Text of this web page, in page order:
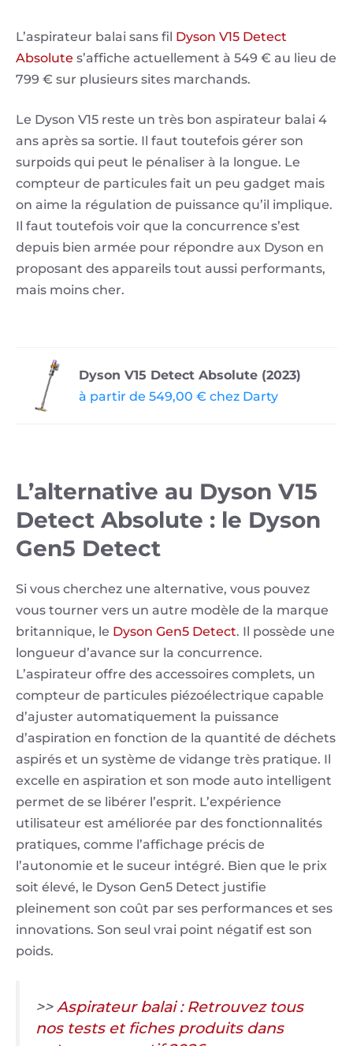
L’aspirateur balai sans fil Dyson V15 Detect
Absolute s’affiche actuellement à 549 € au lieu de
799 € sur plusieurs sites marchands.
Le Dyson V15 reste un très bon aspirateur balai 4
ans après sa sortie. Il faut toutefois gérer son
surpoids qui peut le pénaliser à la longue. Le
compteur de particules fait un peu gadget mais
on aime la régulation de puissance qu’il implique.
Il faut toutefois voir que la concurrence s’est
depuis bien armée pour répondre aux Dyson en
proposant des appareils tout aussi performants,
mais moins cher.
Dyson V15 Detect Absolute (2023)
à partir de 549,00 € chez Darty
L’alternative au Dyson V15
Detect Absolute : le Dyson
Gen5 Detect
Si vous cherchez une alternative, vous pouvez
vous tourner vers un autre modèle de la marque
britannique, le Dyson Gen5 Detect. Il possède une
longueur d’avance sur la concurrence.
L’aspirateur offre des accessoires complets, un
compteur de particules piézoélectrique capable
d’ajuster automatiquement la puissance
d’aspiration en fonction de la quantité de déchets
aspirés et un système de vidange très pratique. Il
excelle en aspiration et son mode auto intelligent
permet de se libérer l’esprit. L’expérience
utilisateur est améliorée par des fonctionnalités
pratiques, comme l’affichage précis de
l’autonomie et le suceur intégré. Bien que le prix
soit élevé, le Dyson Gen5 Detect justifie
pleinement son coût par ses performances et ses
innovations. Son seul vrai point négatif est son
poids.
>>Aspirateur balai : Retrouvez tous
nos tests et fiches produits dans